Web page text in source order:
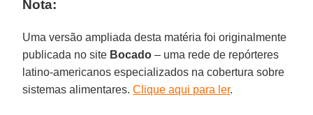
Nota:
Uma versão ampliada desta matéria foi originalmente
publicada no site Bocado – uma rede de repórteres
latino-americanos especializados na cobertura sobre
sistemas alimentares.Clique aqui para ler.